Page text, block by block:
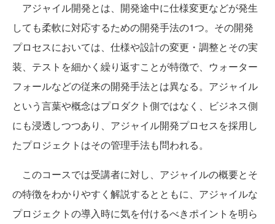
アジャイル開発とは、開発途中に仕様変更などが発生
しても柔軟に対応するための開発手法の1つ。その開発
プロセスにおいては、仕様や設計の変更・調整とその実
装、テストを細かく繰り返すことが特徴で、ウォーター
フォールなどの従来の開発手法とは異なる。アジャイル
という言葉や概念はプロダクト側ではなく、ビジネス側
にも浸透しつつあり、アジャイル開発プロセスを採用し
たプロジェクトはその管理手法も問われる。
このコースでは受講者に対し、アジャイルの概要とそ
の特徴をわかりやすく解説するとともに、アジャイルな
プロジェクトの導入時に気を付けるべきポイントを明ら